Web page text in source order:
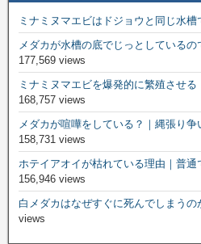
ミナミヌマエビはドジョウと同じ水槽
メダカが水槽の底でじっとしている
177,569 views
ミナミヌマエビを爆発的に繁殖させ
168,757 views
メダカが喧嘩をしている？｜縄張り
158,731 views
ホテイアオイが枯れている理由｜普
156,946 views
白メダカはなぜすぐに死んでしまうの
views